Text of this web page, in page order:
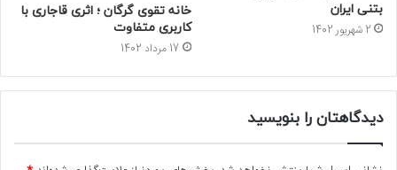
بتنی ایران
2 شهریور 1402
خانه تقوی گرگان ؛ اثری قاجاری با
کاربری متفاوت
17 مرداد 1402
دیدگاهتان را بنویسید